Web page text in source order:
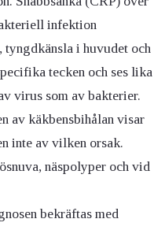
infektion
i huvudet och
tecken och ses lika
virus som av bakterier.
av käkbensbihålan visar
inte av vilken orsak.
näspolyper och vid
bekräftas med